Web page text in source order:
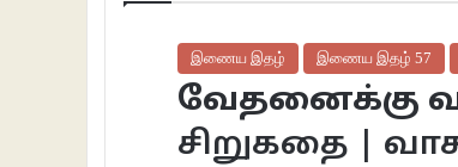
இணைய இதழ் இணைய இதழ் 57
வேதனைக்கு
சிறுகதை |